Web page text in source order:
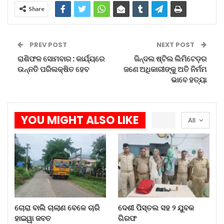
କାରଣରୁ ଆପଣଙ୍କ କାମରେ କେହି ହସ୍ତକ୍ଷେପ କରିପାରନ୍ତି
ନାହିଁ । ସଂକ୍ଷେପରେ କହିଲେ ସକାଳ ସମୟ ‘ୟୁ ଟାଇମ୍‌’ ।
ତେଣୁ ବାକିଆ କାମ ସାରିବା ପାଇଁ ସକାଳ ସମୟ ହିଁ
ଉପଯୁକ୍ତ ସମୟ ।
ଚୋରା ବାଲି ଚାଲାଣ ବେଳେ ଚାରି…
Aug 7, 2026
ଦେଶୀ ପିସ୍ତଲ ସହ ୨ ଯୁବକ ଗିରଫ
Aug 7, 2026
ପ୍ରବଳ ବର୍ଷା ରେ ହେବ ଲଘୁଚାପ
Share
PREV POST
ରାଶିଫଳ ସୋମବାର : କାର୍ଯ୍ୟରେ
ଉନ୍ନତି ପରିଲକ୍ଷିତ ହେବ
NEXT POST
ଜିନ୍ଦଲ ଷ୍ଟିଲ ଲିମିଟେଡ଼ର
ଜଣେ ଅଧିକାରୀଙ୍କୁ ଅତି ନିର୍ମମ
ଭାବେ ହତ୍ୟା
All
YOU MIGHT ALSO LIKE
ଚୋରା ବାଲି ଚାଲାଣ ବେଳେ ଚାରି
ହାଇୱା ଜବତ
ଦେଶୀ ପିସ୍ତଲ ସହ ୨ ଯୁବକ
ଗିରଫ